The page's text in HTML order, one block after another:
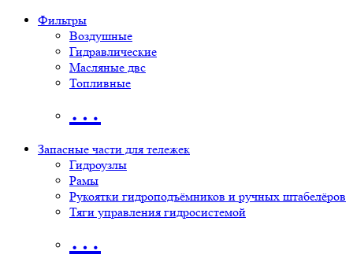
Фильтры
Воздушные
Гидравлические
Масляные двс
Топливные
…
Запасные части для тележек
Гидроузлы
Рамы
Рукоятки гидроподъёмников и ручных штабелёров
Тяги управления гидросистемой
…